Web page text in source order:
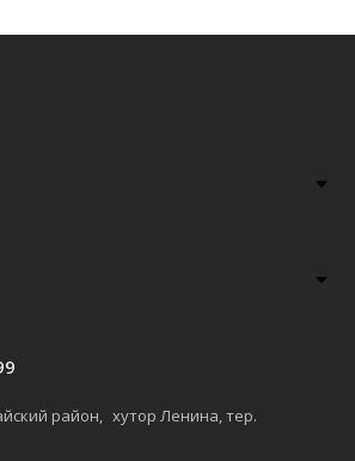
район, хутор Ленина, тер.